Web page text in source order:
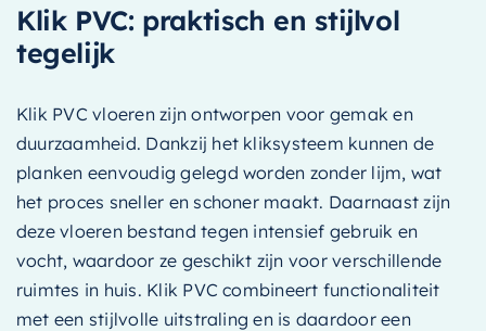
Klik PVC: praktisch en stijlvol
tegelijk
Klik PVC vloeren zijn ontworpen voor gemak en
duurzaamheid. Dankzij het kliksysteem kunnen de
planken eenvoudig gelegd worden zonder lijm, wat
het proces sneller en schoner maakt. Daarnaast zijn
deze vloeren bestand tegen intensief gebruik en
vocht, waardoor ze geschikt zijn voor verschillende
ruimtes in huis. Klik PVC combineert functionaliteit
met een stijlvolle uitstraling en is daardoor een